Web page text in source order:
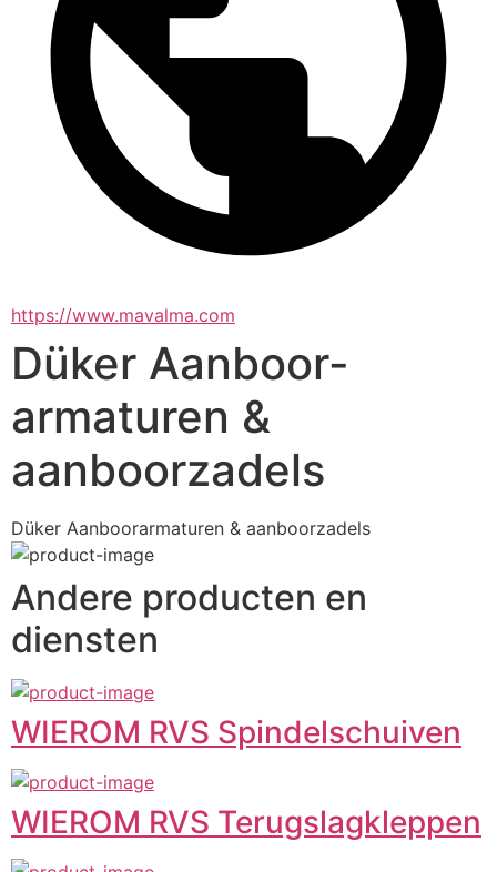
https://www.mavalma.com
Düker Aanboor-
armaturen &
aanboorzadels
Düker Aanboorarmaturen & aanboorzadels
Andere producten en
diensten
WIEROM RVS Spindelschuiven
WIEROM RVS Terugslagkleppen